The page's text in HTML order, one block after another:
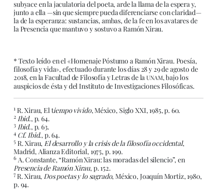
subyace en la jaculatoria del poeta, arde la llama de la espera y,
junto a ella —sin que siempre pueda diferenciarse con claridad—
la de la esperanza: sustancias, ambas, de la fe en los avatares de
la Presencia que mantuvo y sostuvo a Ramón Xirau.
* Texto leído en el «Homenaje Póstumo a Ramón Xirau. Poesía,
filosofía y vida», efectuado durante los días 28 y 29 de agosto de
2018, en la Facultad de Filosofía y Letras de laUNAM, bajo los
auspicios de ésta y del Instituto de Investigaciones Filosóficas.
1R. Xirau, El tiempo vivido, México, Siglo XXI, 1985, p. 60.
2 Ibid., p. 64.
3 Ibid., p. 63.
4 Cf. Ibid., p. 64.
5 R. Xirau,El desarrollo y la crisis de la filosofía occidental,
Madrid, Alianza Editorial, 1975, p. 199.
6A. Constante, “Ramón Xirau: las moradas del silencio”, en
Presencia de Ramón Xirau, p. 152.
7R. Xirau,Dos poetas y lo sagrado, México, Joaquín Mortiz, 1980,
p. 94.